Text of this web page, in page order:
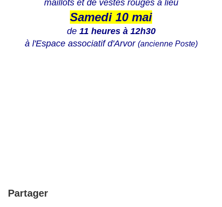
maillots et de vestes rouges a lieu
Samedi 10 mai
de 11 heures à 12h30
à l'Espace associatif d'Arvor (ancienne Poste)
Partager